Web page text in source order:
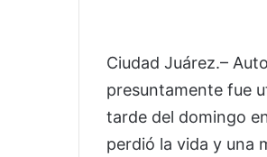
Ciudad Juárez.–
presuntamente fue
tarde del domingo
perdió la vida y una